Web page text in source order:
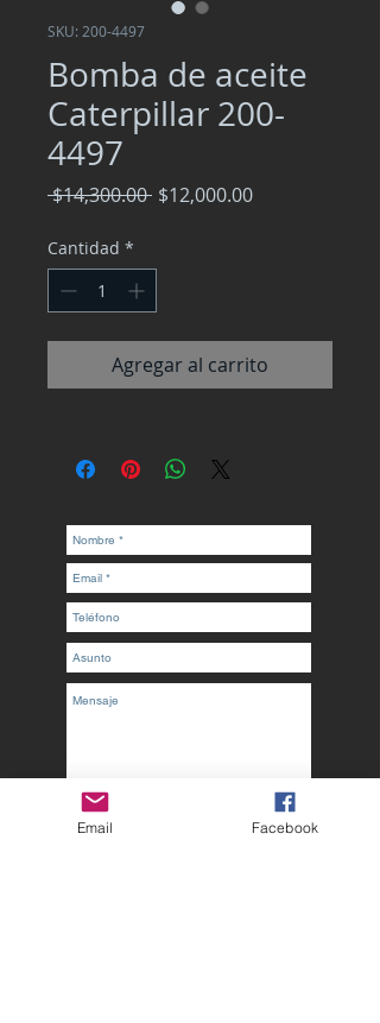
SKU: 200-4497
Bomba de aceite
Caterpillar 200-
4497
$14,300.00 Precio
$12,000.00Precio
Cantidad *
Agregar al carrito
Enviar
Email Facebook